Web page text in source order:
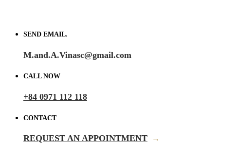
SEND EMAIL.
M.and.A.Vinasc@gmail.com
CALL NOW
+84 0971 112 118
CONTACT
REQUEST AN APPOINTMENT →